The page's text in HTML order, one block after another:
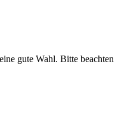
gute Wahl. Bitte